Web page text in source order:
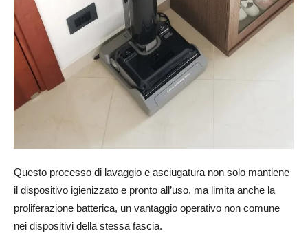
Questo processo di lavaggio e asciugatura non solo mantiene
il dispositivo igienizzato e pronto all’uso, ma limita anche la
proliferazione batterica, un vantaggio operativo non comune
nei dispositivi della stessa fascia.